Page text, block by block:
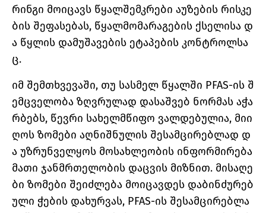
რინგი მოიცავს წყალშემკრები აუზების რისკე
ბის შეფასებას, წყალმომარაგების ქსელისა დ
ა წყლის დამუშავების ეტაპების კონტროლსა
ც.
იმ შემთხვევაში, თუ სასმელ წყალში PFAS-ის შ
ემცველობა ზღვრულად დასაშვებ ნორმას აჭა
რბებს, წევრი სახელმწიფო ვალდებულია, მიი
ღოს ზომები აღნიშნულის შესამცირებლად დ
ა უზრუნველყოს მოსახლეობის ინფორმირება
მათი ჯანმრთელობის დაცვის მიზნით. მისაღე
ბი ზომები შეიძლება მოიცავდეს დაბინძურებ
ული ჭების დახურვას, PFAS-ის შესამცირებლა